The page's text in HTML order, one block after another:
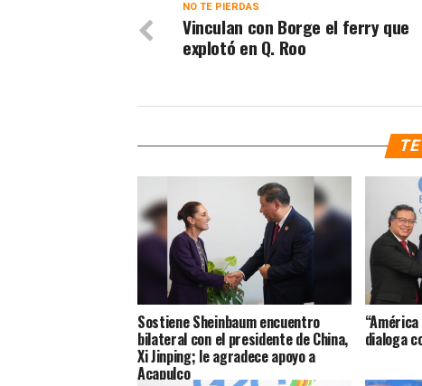
NO TE PIERDAS
Vinculan con Borge el ferry que
explotó en Q. Roo
Sostiene Sheinbaum encuentro
bilateral con el presidente de China,
Xi Jinping; le agradece apoyo a
Acapulco
dialoga